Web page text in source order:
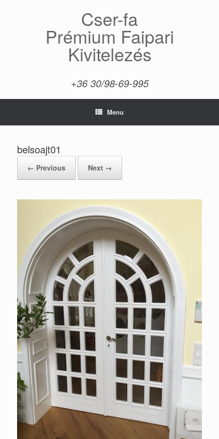
Cser-fa
Prémium Faipari
Kivitelezés
+36 30/98-69-995
Menu
belsoajt01
← Previous Next →